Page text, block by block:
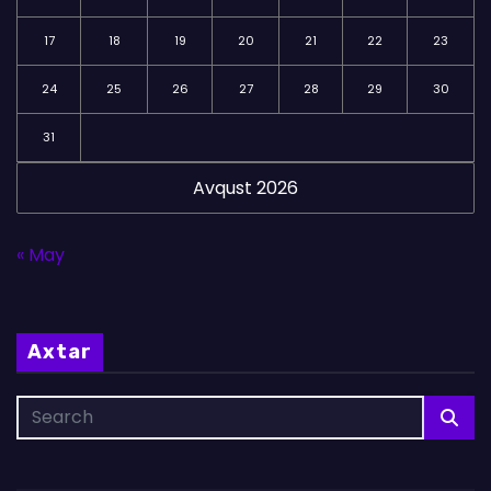
Avqust 2026
17 18 19 20 21 22 23
24 25 26 27 28 29 30
31
« May
Axtar